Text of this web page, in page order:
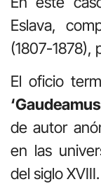
Eslava,
(1807-1878),
El oficio
de autor
en las
del siglo XVIII.